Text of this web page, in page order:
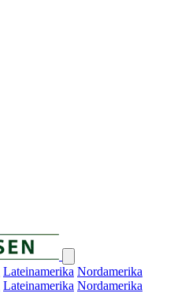
Lateinamerika Nordamerika
Lateinamerika Nordamerika